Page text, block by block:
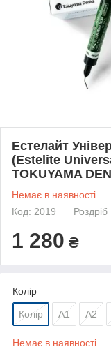
Естелайт
(Estelite
TOKUYAMA
Немає в наявності
Код: 2019
Роздріб
1 280 ₴
Колір
Колір А1 А2
Немає в наявності